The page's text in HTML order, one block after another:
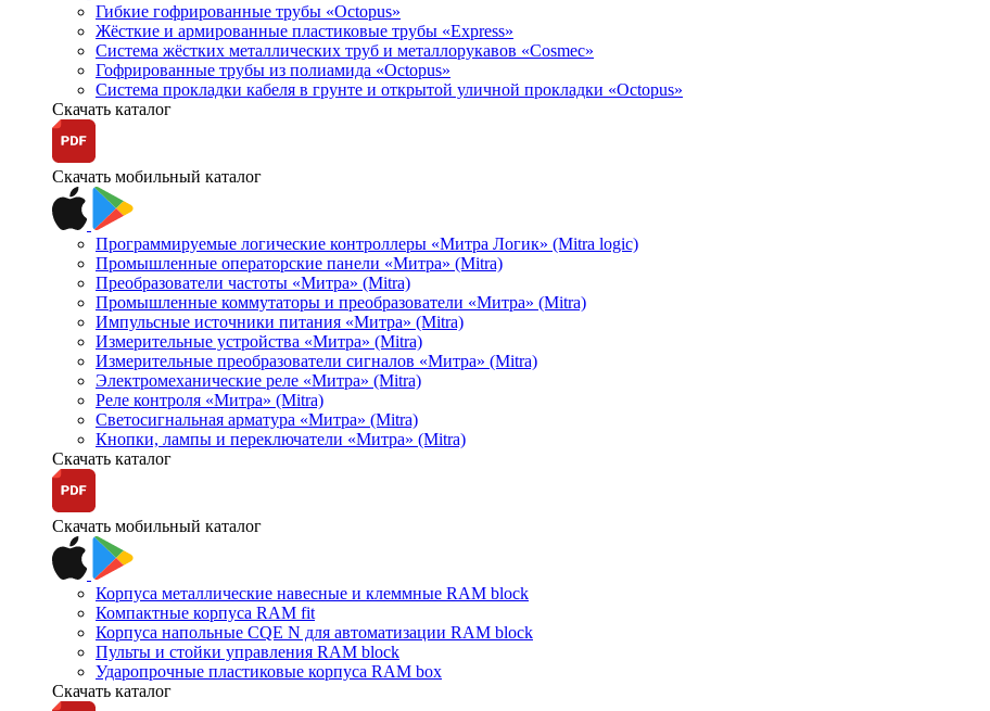
Гибкие гофрированные трубы «Octopus»
Жёсткие и армированные пластиковые трубы «Express»
Система жёстких металлических труб и металлорукавов «Cosmec»
Гофрированные трубы из полиамида «Octopus»
Система прокладки кабеля в грунте и открытой уличной прокладки «Octopus»
Скачать каталог
Скачать мобильный каталог
Программируемые логические контроллеры «Митра Логик» (Mitra logic)
Промышленные операторские панели «Митра» (Mitra)
Преобразователи частоты «Митра» (Mitra)
Промышленные коммутаторы и преобразователи «Митра» (Mitra)
Импульсные источники питания «Митра» (Mitra)
Измерительные устройства «Митра» (Mitra)
Измерительные преобразователи сигналов «Митра» (Mitra)
Электромеханические реле «Митра» (Mitra)
Реле контроля «Митра» (Mitra)
Светосигнальная арматура «Митра» (Mitra)
Кнопки, лампы и переключатели «Митра» (Mitra)
Скачать каталог
Скачать мобильный каталог
Корпуса металлические навесные и клеммные RAM block
Компактные корпуса RAM fit
Корпуса напольные CQE N для автоматизации RAM block
Пульты и стойки управления RAM block
Ударопрочные пластиковые корпуса RAM box
Скачать каталог